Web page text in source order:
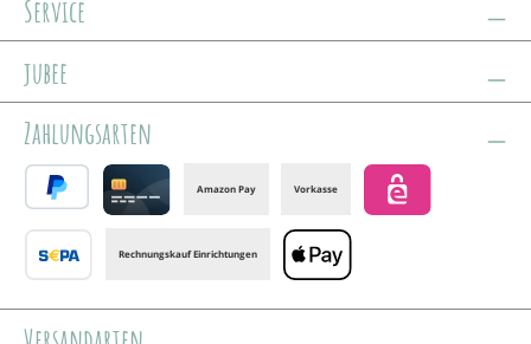
Service
jubee
Zahlungsarten
Amazon Pay Vorkasse
Rechnungskauf Einrichtungen